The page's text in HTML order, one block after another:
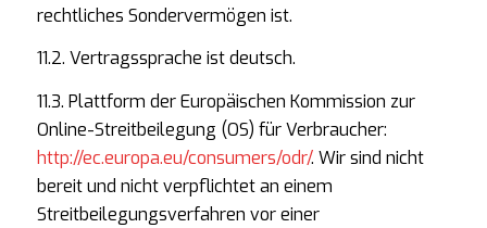
rechtliches Sondervermögen ist.
11.2. Vertragssprache ist deutsch.
11.3. Plattform der Europäischen Kommission zur
Online-Streitbeilegung (OS) für Verbraucher:
http://ec.europa.eu/consumers/odr/. Wir sind nicht
bereit und nicht verpflichtet an einem
Streitbeilegungsverfahren vor einer